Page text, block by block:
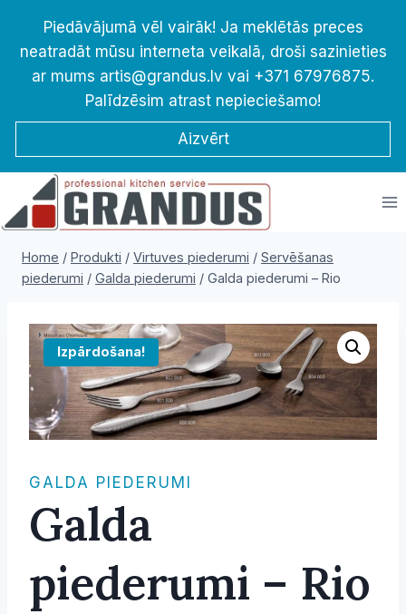
content
Piedāvājumā vēl vairāk! Ja meklētās preces
neatradāt mūsu interneta veikalā, droši sazinieties
ar mums artis@grandus.lv vai +371 67976875.
Palīdzēsim atrast nepieciešamo!
Aizvērt
Home / Produkti / Virtuves piederumi / Servēšanas
piederumi / Galda piederumi / Galda piederumi – Rio
Izpārdošana!
GALDA PIEDERUMI
Galda
piederumi – Rio